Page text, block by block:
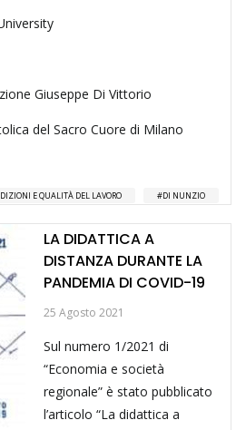
Giuseppe Di Vittorio
del Sacro Cuore di Milano
E QUALITÀ DEL LAVORO DI NUNZIO
LA DIDATTICA A
DISTANZA DURANTE LA
PANDEMIA DI COVID-19
25 Agosto 2021
Sul numero 1/2021 di
“Economia e società
regionale” è stato pubblicato
l’articolo “La didattica a